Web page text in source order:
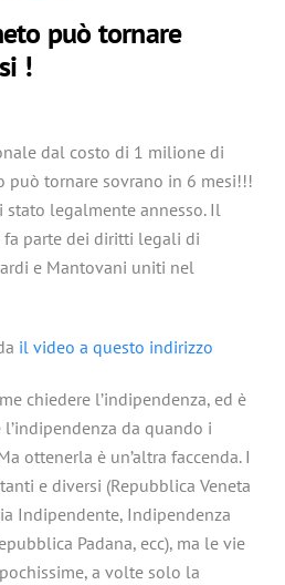
può tornare
!
dal costo di 1 milione di
può tornare sovrano in 6 mesi!!!
stato legalmente annesso. Il
parte dei diritti legali di
e Mantovani uniti nel
il video a questo indirizzo
chiedere l’indipendenza, ed è
da quando i
ottenerla è un’altra faccenda. I
e diversi (Repubblica Veneta
Indipendente, Indipendenza
Padana, ecc), ma le vie
a volte solo la